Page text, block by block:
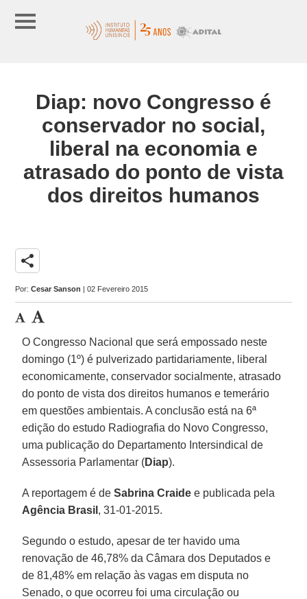
Diap: novo Congresso é
conservador no social,
liberal na economia e
atrasado do ponto de vista
dos direitos humanos
share
Por:Cesar Sanson | 02 Fevereiro 2015
O Congresso Nacional que será empossado neste
domingo (1º) é pulverizado partidariamente, liberal
economicamente, conservador socialmente, atrasado
do ponto de vista dos direitos humanos e temerário
em questões ambientais. A conclusão está na 6ª
edição do estudo Radiografia do Novo Congresso,
uma publicação do Departamento Intersindical de
Assessoria Parlamentar (Diap).
A reportagem é deSabrina Craide e publicada pela
Agência Brasil , 31-01-2015.
Segundo o estudo, apesar de ter havido uma
renovação de 46,78% da Câmara dos Deputados e
de 81,48% em relação às vagas em disputa no
Senado, o que ocorreu foi uma circulação ou